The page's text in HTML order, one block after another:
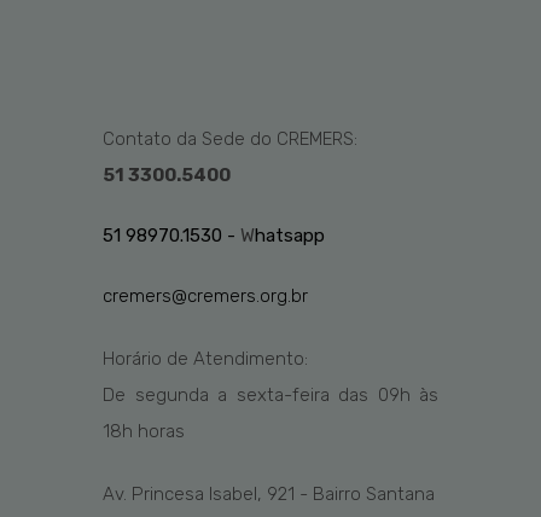
Contato da Sede do CREMERS:
51 3300.5400
51 98970.1530 - Whatsapp
cremers@cremers.org.br
Horário de Atendimento:
De segunda a sexta-feira das 09h às
18h horas
Av. Princesa Isabel, 921 - Bairro Santana